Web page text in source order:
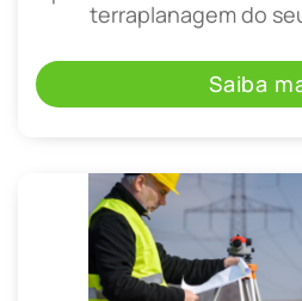
terraplanagem do
Saiba